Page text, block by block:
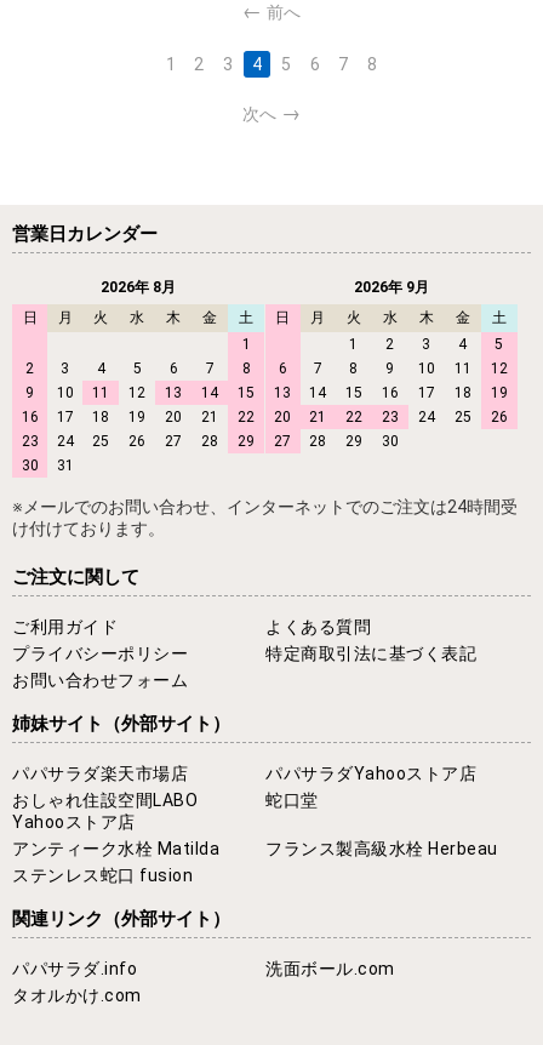
前へ
1 2 3 4 5 6 7 8
次へ
営業日カレンダー
2026年 8月
日
月 火 水 木 金
土
1
2
3 4 5 6 7
8
9
10 11 12 13 14
15
16
17 18 19 20 21
22
23
24 25 26 27 28
29
30
31
2026年 9月
日
月 火 水 木 金
土
1
2 3 4
5
6
7 8 9 10 11
12
13
14 15 16 17 18
19
20
21 22 23 24 25
26
27
28 29 30
※メールでのお問い合わせ、インターネットでのご注文は24時間受
け付けております。
ご注文に関して
ご利用ガイド
よくある質問
プライバシーポリシー
特定商取引法に基づく表記
お問い合わせフォーム
姉妹サイト （外部サイト）
パパサラダ楽天市場店
パパサラダYahooストア店
おしゃれ住設空間LABO
Yahooストア店
蛇口堂
アンティーク水栓 Matilda
フランス製高級水栓 Herbeau
ステンレス蛇口 fusion
関連リンク （外部サイト）
パパサラダ.info
洗面ボール.com
タオルかけ.com